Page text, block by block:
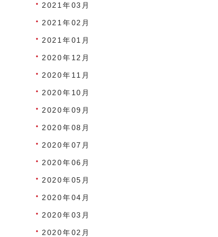
2021年03月
2021年02月
2021年01月
2020年12月
2020年11月
2020年10月
2020年09月
2020年08月
2020年07月
2020年06月
2020年05月
2020年04月
2020年03月
2020年02月